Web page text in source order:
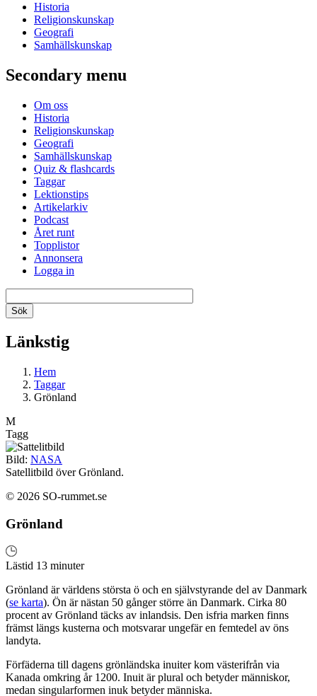
Historia
Religionskunskap
Geografi
Samhällskunskap
Secondary menu
Om oss
Historia
Religionskunskap
Geografi
Samhällskunskap
Quiz & flashcards
Taggar
Lektionstips
Artikelarkiv
Podcast
Året runt
Topplistor
Annonsera
Logga in
Länkstig
Hem
Taggar
Grönland
M
Tagg
Bild: NASA
Satellitbild över Grönland.
© 2026 SO-rummet.se
Grönland
Lästid 13 minuter
Grönland är världens största ö och en självstyrande del av Danmark
(se karta). Ön är nästan 50 gånger större än Danmark. Cirka 80
procent av Grönland täcks av inlandsis. Den isfria marken finns
främst längs kusterna och motsvarar ungefär en femtedel av öns
landyta.
Förfäderna till dagens grönländska inuiter kom västerifrån via
Kanada omkring år 1200. Inuit är plural och betyder människor,
medan singularformen inuk betyder människa.